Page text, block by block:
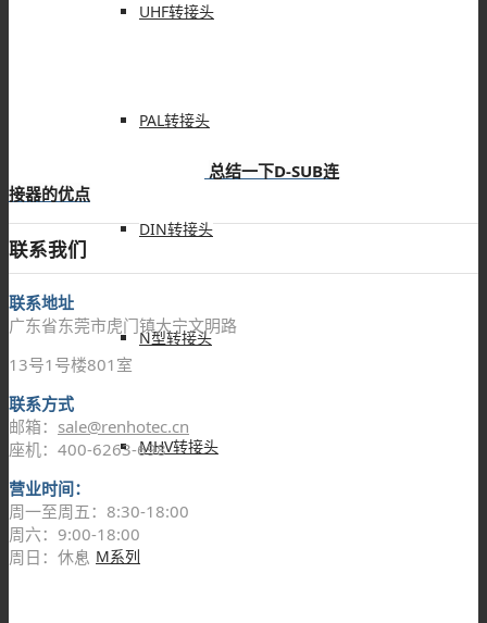
UHF转接头
PAL转接头
DIN转接头
N型转接头
MHV转接头
M系列
总结一下D-SUB连
接器的优点
联系我们
联系地址
广东省东莞市虎门镇大宁文明路
13号1号楼801室
联系方式
邮箱： sale@renhotec.cn
座机：400-6263-698
营业时间：
周一至周五：8:30-18:00
周六：9:00-18:00
周日：休息